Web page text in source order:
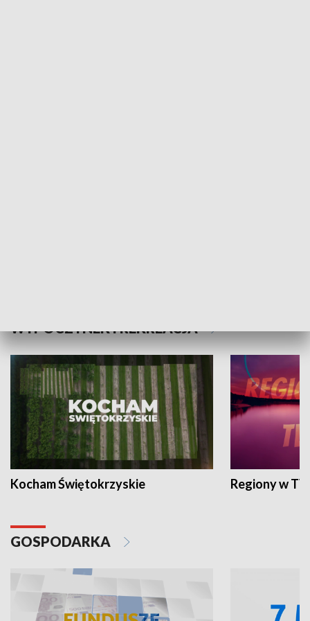
WYPOCZYNEK I REKREACJA
Kocham Świętokrzyskie Regiony w
GOSPODARKA